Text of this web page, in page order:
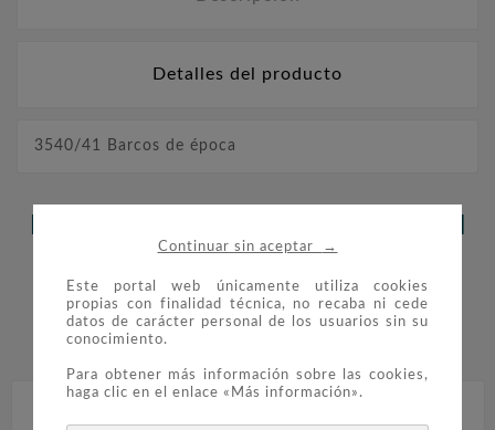
Continuar sin aceptar →
Este portal web únicamente utiliza cookies
propias con finalidad técnica, no recaba ni cede
datos de carácter personal de los usuarios sin su
conocimiento.
Para obtener más información sobre las cookies,
haga clic en el enlace «Más información».
Detalles del producto
3540/41 Barcos de época
COMPRARON: